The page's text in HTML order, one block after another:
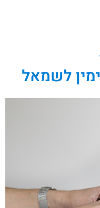
לשמאל